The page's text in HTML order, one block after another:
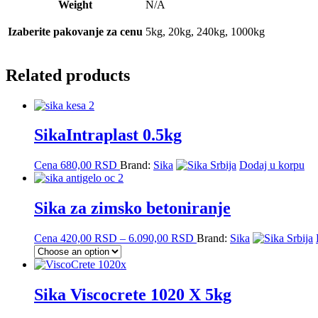
Weight N/A
Izaberite pakovanje za cenu 5kg, 20kg, 240kg, 1000kg
Related products
SikaIntraplast 0.5kg
Cena 680,00 RSD Brand: Sika Dodaj u korpu
Sika za zimsko betoniranje
Cena 420,00 RSD – 6.090,00 RSD Price
6.090,00 RSD
Brand: Sika
This
has
multiple
Sika Viscocrete 1020 X 5kg